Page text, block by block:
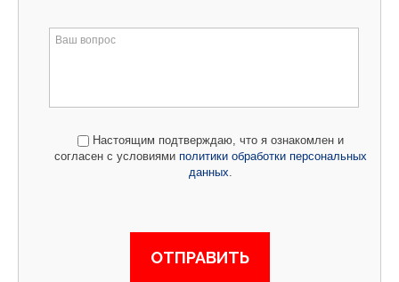
Настоящим подтверждаю, что я ознакомлен и
согласен с условиями политики обработки персональных
данных.